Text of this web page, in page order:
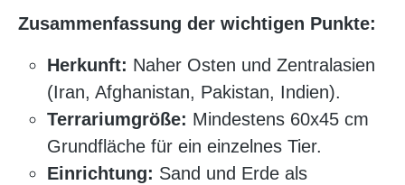
Zusammenfassung der wichtigen Punkte:
Herkunft: Naher Osten und Zentralasien
(Iran, Afghanistan, Pakistan, Indien).
Terrariumgröße: Mindestens 60x45 cm
Grundfläche für ein einzelnes Tier.
Einrichtung: Sand und Erde als